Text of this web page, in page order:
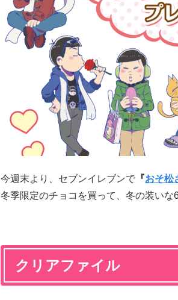
今週末より、セブンイレブンで 『おそ松
冬季限定のチョコを買って、冬の装いな
クリアファイル